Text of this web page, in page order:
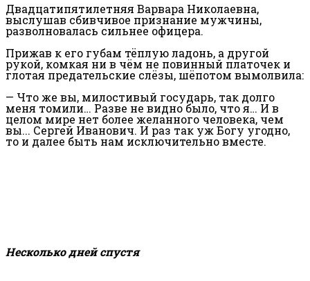
Двадцатипятилетняя Варвара Николаевна,
выслушав сбивчивое признание мужчины,
разволновалась сильнее офицера.
Прижав к его губам тёплую ладонь, а другой
рукой, комкая ни в чём не повинный платочек и
глотая предательские слёзы, шёпотом вымолвила:
— Что же вы, милостивый государь, так долго
меня томили… Разве не видно было, что я… И в
целом мире нет более желанного человека, чем
вы... Сергей Иванович. И раз так уж Богу угодно,
то и далее быть нам исключительно вместе.
Несколько дней спустя